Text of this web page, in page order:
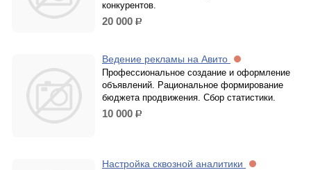
конкурентов.
20 000 р.
Ведение рекламы на Авито
Профессиональное создание и оформление
объявлений. Рациональное формирование
бюджета продвижения. Сбор статистики.
10 000 р.
Настройка сквозной аналитики